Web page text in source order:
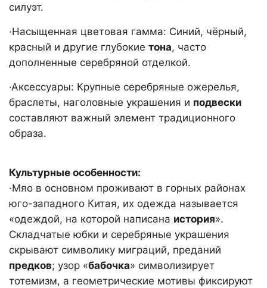
силуэт.
·Насыщенная цветовая гамма: Синий, чёрный,
красный и другие глубокие тона, часто
дополненные серебряной отделкой.
·Аксессуары: Крупные серебряные ожерелья,
браслеты, наголовные украшения и подвески
составляют важный элемент традиционного
образа.
Культурные особенности:
·Мяо в основном проживают в горных районах
юго-западного Китая, их одежда называется
«одеждой, на которой написана история».
Складчатые юбки и серебряные украшения
скрывают символику миграций, преданий
предков; узор «бабочка» символизирует
тотемизм, а геометрические мотивы фиксируют